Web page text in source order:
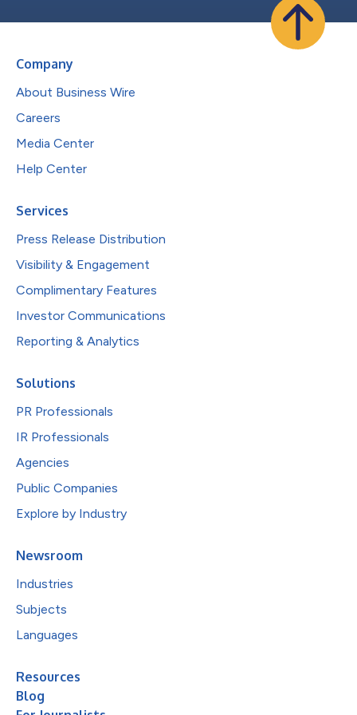
Company
About Business Wire
Careers
Media Center
Help Center
Services
Press Release Distribution
Visibility & Engagement
Complimentary Features
Investor Communications
Reporting & Analytics
Solutions
PR Professionals
IR Professionals
Agencies
Public Companies
Explore by Industry
Newsroom
Industries
Subjects
Languages
Resources
Blog